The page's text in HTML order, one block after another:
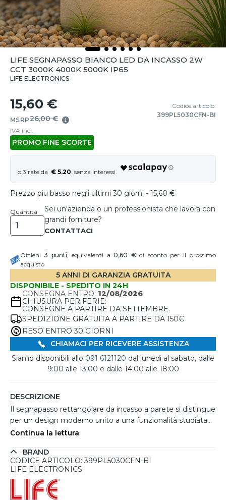
LIFE SEGNAPASSO BIANCO LED DA INCASSO 2W
CCT 3000K 4000K 5000K IP65
LIFE ELECTRONICS
15,60 €
MSRP26,00 €
IVA incl.
PROMO FINE SCORTE
Codice articolo:
399PL5030CFN-BI
€ 5.20
Prezzo piu basso negli ultimi 30 giorni - 15,60 €
Quantità
Sei un'azienda o un professionista che lavora con
grandi forniture?
Ottieni3 punti, equivalenti a0,60 €di sconto per il prossimo
acquisto
5 ANNI DI GARANZIA GRATUITA
DISPONIBILE - SPEDITO IN 24H
CONSEGNA ENTRO: 12/08/2026
CHIUSURA PER FERIE:
CONSEGNE A PARTIRE DA SETTEMBRE.
SPEDIZIONE GRATUITA A PARTIRE DA 150€
RESO ENTRO 30 GIORNI
CHIAMACI PER RICEVERE ASSISTENZA
Siamo disponibili allo 091 6121120 dal lunedì al sabato, dalle
9:00 alle 13:00 e dalle 14:00 alle 18:00
DESCRIZIONE
Il segnapasso rettangolare da incasso a parete si distingue
per un design moderno unito a una funzionalità studiata
per valorizzare con discrezione ambienti esterni come
resistente con copertura effetto acciaio corten dona un
tocco rustico ed elegante, perfetto per spazi architettonici
in modo mirato verso il basso, migliorando la sicurezza
nelle ore serali. La tonalità luminosa è regolabile tra 3000K,
Continua la lettura
BRAND
CODICE ARTICOLO: 399PL5030CFN-BI
LIFE ELECTRONICS